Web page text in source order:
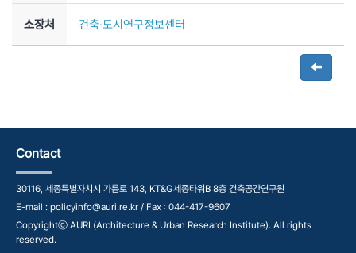
소장처 건축·도시연구정보센터
Contact
30116, 세종특별자치시 가름로 143, KT&G세종타워B 8층 건축공간연구원
E-mail : policyinfo@auri.re.kr / Fax : 044-417-9607
Copyrightⓒ AURI (Architecture & Urban Research Institute). All rights
reserved.